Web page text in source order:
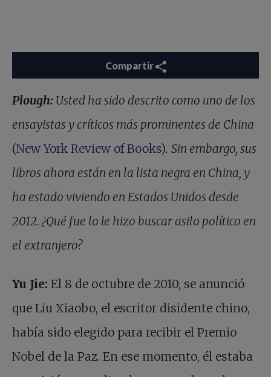
Compartir
Plough: Usted ha sido descrito como uno de los
ensayistas y críticos más prominentes de China
(New York Review of Books). Sin embargo, sus
libros ahora están en la lista negra en China, y
ha estado viviendo en Estados Unidos desde
2012. ¿Qué fue lo le hizo buscar asilo político en
el extranjero?
Yu Jie: El 8 de octubre de 2010, se anunció
que Liu Xiaobo, el escritor disidente chino,
había sido elegido para recibir el Premio
Nobel de la Paz. En ese momento, él estaba